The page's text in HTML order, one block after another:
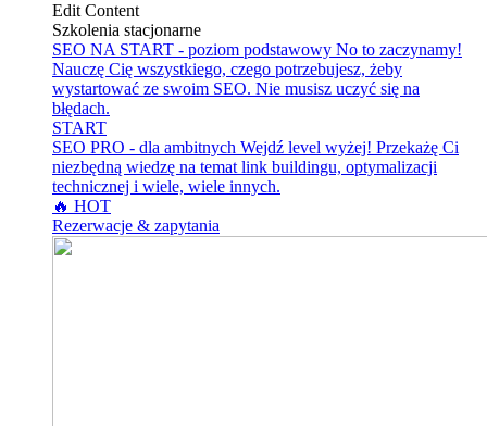
Edit Content
Szkolenia stacjonarne
SEO NA START - poziom podstawowy No to zaczynamy!
Nauczę Cię wszystkiego, czego potrzebujesz, żeby
wystartować ze swoim SEO. Nie musisz uczyć się na
błędach.
START
SEO PRO - dla ambitnych Wejdź level wyżej! Przekażę Ci
niezbędną wiedzę na temat link buildingu, optymalizacji
technicznej i wiele, wiele innych.
🔥 HOT
Rezerwacje & zapytania